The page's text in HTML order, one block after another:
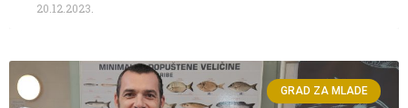
20.12.2023.
GRAD ZA MLADE